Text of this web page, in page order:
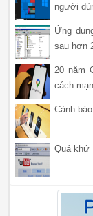
người
Ứng
sau hơn
20 năm
cách
Cảnh
Quá khứ